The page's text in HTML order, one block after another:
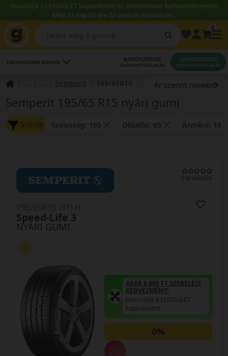
Használja a LENDÜLET kuponkódot és szereltessen kedvezményesen!
Még 53 nap 05 óra 22 perc 06 másodperc.
LEGKÖZELEBBI SZERVIZ AUTÓSZERVIZ
IDŐPONTFOGLALÁS
GUMISZERVIZ
IDŐPONTFOGLALÁS
Semperit
Semperit 195/65 R15 nyári gumi
Szűrők
0 értékelés
NYÁRI GUMI
Speed-Life 3
AKÁR 8.000 FT SZERELÉSI
KEDVEZMÉNY!
Használja a LENDÜLET
kuponkódot!
0%